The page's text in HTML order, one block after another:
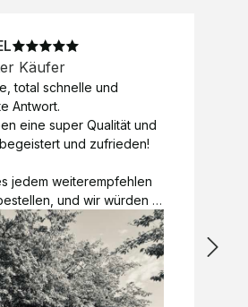
Käufer
total schnelle und
Antwort.
eine super Qualität und
und zufrieden!
jedem weiterempfehlen
und wir würden
nochmal tun!
alles 😊